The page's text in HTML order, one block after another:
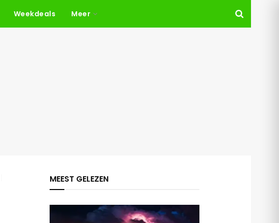
Weekdeals Meer
MEEST GELEZEN